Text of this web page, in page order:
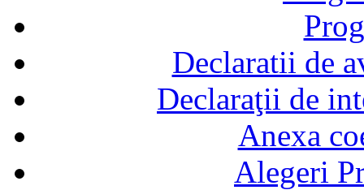
Declaratii de
Declaraţii de
Anexa
Alegeri